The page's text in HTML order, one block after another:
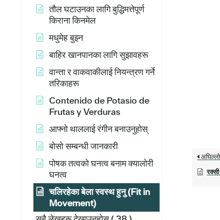
तौल घटाउनका लागि बुद्धिमत्तेपूर्ण
किराना किनमेल
मधुमेह बुझ्न
बाहिर खानपानका लागि सुझावहरू
वान्ता र वाकवाकीलाई नियन्त्रण गर्ने
तरिकाहरू
Contenido de Potasio de
Frutas y Verduras
आफ्नो थाललाई रंगीन बनाउनुहोस्
बोसो सम्बन्धी जानकारी
पोषक तत्वको घनत्व बनाम क्यालोरी
घनत्व
चलिरहेका बेला स्वस्थ हुनु (Fit in
Movement)
अघिल्लो